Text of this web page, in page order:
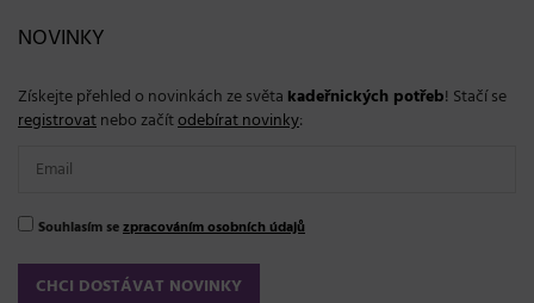
NOVINKY
Získejte přehled o novinkách ze světa kadeřnických potřeb! Stačí se
registrovatnebo začítodebírat novinky:
Souhlasím sezpracováním osobních údajů